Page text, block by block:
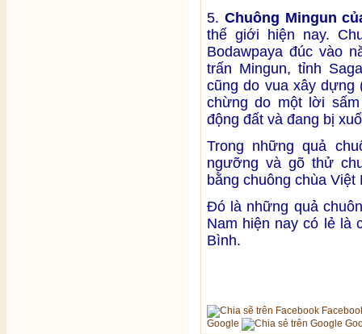
5. Chuông Mingun
thế giới hiện nay.
Bodawpaya đúc vào
trấn Mingun, tỉnh
cũng do vua xây
chừng do một lời
động đất và đang bị
Trong những quả
ngưỡng và gõ thử
bằng chuông chùa Việt
Đó là những quả
Nam hiện nay có lẻ là
Bình.
Google